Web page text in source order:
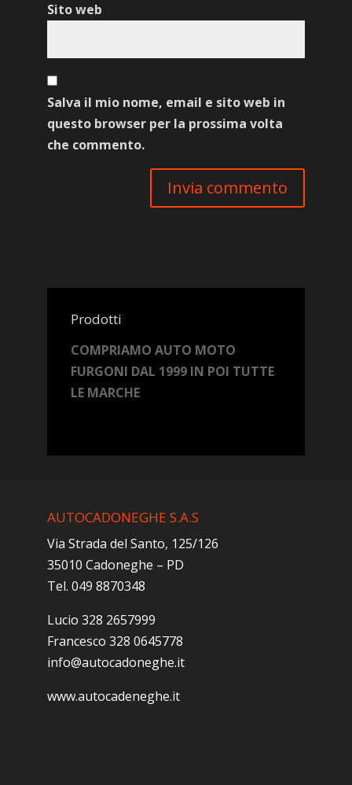
Sito web
Salva il mio nome, email e sito web in
questo browser per la prossima volta
che commento.
Prodotti
COMPRIAMO AUTO MOTO
FURGONI DAL 1999 IN POI TUTTE
LE MARCHE
AUTOCADONEGHE S.A.S
Via Strada del Santo, 125/126
35010 Cadoneghe – PD
Tel. 049 8870348
Lucio 328 2657999
Francesco 328 0645778
info@autocadoneghe.it
www.autocadeneghe.it